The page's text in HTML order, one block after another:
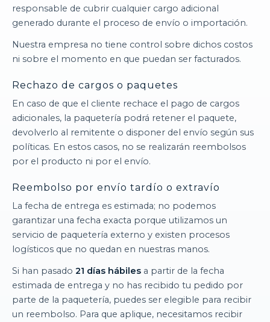
responsable de cubrir cualquier cargo adicional
generado durante el proceso de envío o importación.
Nuestra empresa no tiene control sobre dichos costos
ni sobre el momento en que puedan ser facturados.
Rechazo de cargos o paquetes
En caso de que el cliente rechace el pago de cargos
adicionales, la paquetería podrá retener el paquete,
devolverlo al remitente o disponer del envío según sus
políticas. En estos casos, no se realizarán reembolsos
por el producto ni por el envío.
Reembolso por envío tardío o extravío
La fecha de entrega es estimada; no podemos
garantizar una fecha exacta porque utilizamos un
servicio de paquetería externo y existen procesos
logísticos que no quedan en nuestras manos.
Si han pasado 21 días hábiles a partir de la fecha
estimada de entrega y no has recibido tu pedido por
parte de la paquetería, puedes ser elegible para recibir
un reembolso. Para que aplique, necesitamos recibir